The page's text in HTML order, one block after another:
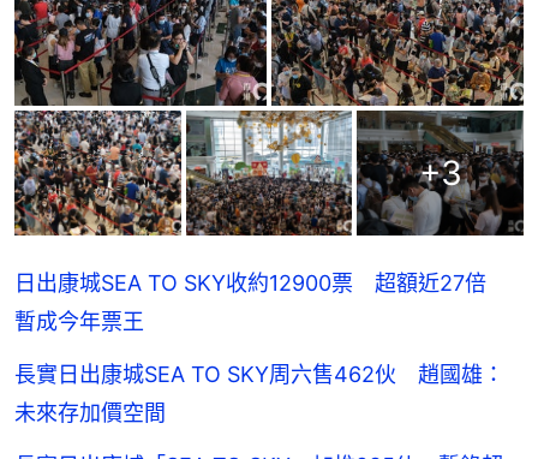
+3
日出康城SEA TO SKY收約12900票 超額近27倍
暫成今年票王
長實日出康城SEA TO SKY周六售462伙 趙國雄：
未來存加價空間